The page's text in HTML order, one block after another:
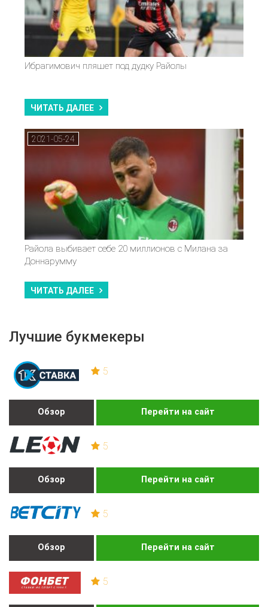
Лучшие букмекеры
5
Обзор Перейти на сайт
5
Обзор Перейти на сайт
5
Обзор Перейти на сайт
5
Ибрагимович пляшет под дудку Райолы
ЧИТАТЬ ДАЛЕЕ
2021-05-24
Райола выбивает себе 20 миллионов с Милана за
Доннарумму
ЧИТАТЬ ДАЛЕЕ